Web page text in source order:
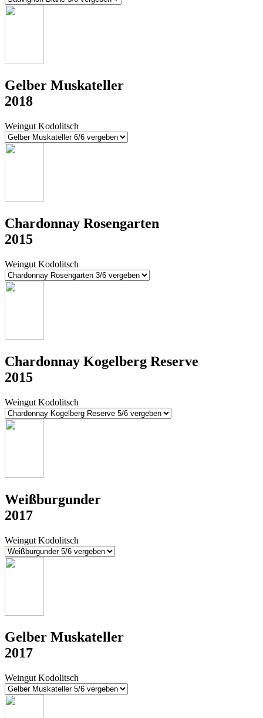
Gelber Muskateller
2018
Weingut Kodolitsch
Chardonnay Rosengarten
2015
Weingut Kodolitsch
Chardonnay Kogelberg Reserve
2015
Weingut Kodolitsch
Weißburgunder
2017
Weingut Kodolitsch
Gelber Muskateller
2017
Weingut Kodolitsch